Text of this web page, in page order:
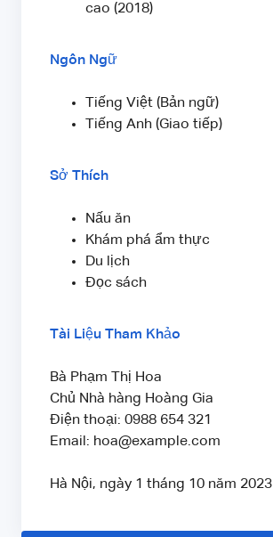
cao (2018)
Ngôn Ngữ
Tiếng Việt (Bản ngữ)
Tiếng Anh (Giao tiếp)
Sở Thích
Nấu ăn
Khám phá ẩm thực
Du lịch
Đọc sách
Tài Liệu Tham Khảo
Bà Phạm Thị Hoa
Chủ Nhà hàng Hoàng Gia
Điện thoại: 0988 654 321
Email: hoa@example.com
Hà Nội, ngày 1 tháng 10 năm 2023